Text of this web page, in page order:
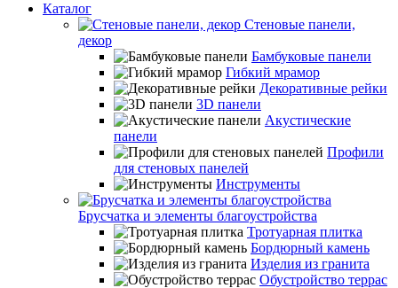
Каталог
Стеновые панели,
декор
Бамбуковые панели
Гибкий мрамор
Декоративные рейки
3D панели
Акустические
панели
Профили
для стеновых панелей
Инструменты
Брусчатка и элементы благоустройства
Тротуарная плитка
Бордюрный камень
Изделия из гранита
Обустройство террас